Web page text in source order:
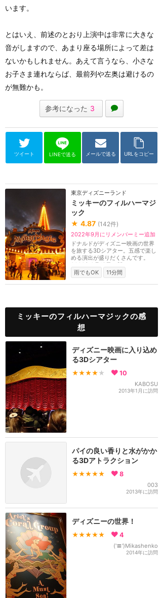
います。
とはいえ、前述のとおり上演中は非常に大きな
音がしますので、あまり座る場所によって差は
ないかもしれません。あえて言うなら、小さな
お子さま連れならば、最前列や左奥は避けるの
が無難かも。
参考になった 3
ツイート LINEで送る メールで送る URLをコピー
東京ディズニーランド
ミッキーのフィルハーマジ
ック
★ 4.87 (142件)
2022年9月にリメンバーミー追加
ドナルドがディズニー映画の世界
を旅する3Dシアター。五感で楽し
める演出が盛りだくさんです。
2022年9月15日に新た...
雨でもOK
11分間
ミッキーのフィルハーマジックの感
想
ディズニー映画に入り込め
る3Dシアター
★★★★ ★ 10
KABOSU
2013年1月に訪問
パイの良い香りと水がかか
る3Dアトラクション
★★★★★ 8
003
2013年に訪問
ディズニーの世界！
★★★★★ 4
('〓')Mikashenko
2014年に訪問